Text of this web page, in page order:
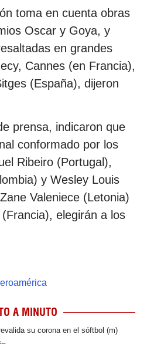
toma en cuenta obras
Oscar y Goya, y
en grandes
Cannes (en Francia),
(España), dijeron
prensa, indicaron que
conformado por los
Ribeiro (Portugal),
y Wesley Louis
Valeniece (Letonia)
elegirán a los
A MINUTO
su corona en el sóftbol (m)